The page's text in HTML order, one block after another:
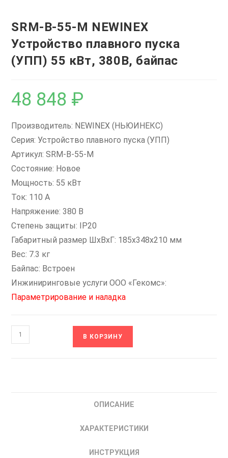
SRM-B-55-M NEWINEX
Устройство плавного пуска
(УПП) 55 кВт, 380В, байпас
48 848 ₽
Производитель: NEWINEX (НЬЮИНЕКС)
Серия: Устройство плавного пуска (УПП)
Артикул: SRM-B-55-M
Состояние: Новое
Мощность: 55 кВт
Ток: 110 А
Напряжение: 380 В
Степень защиты: IP20
Габаритный размер ШxВxГ: 185x348x210 мм
Вес: 7.3 кг
Байпас: Встроен
Инжиниринговые услуги ООО «Гекомс»:
Параметрирование и наладка
Количество
товара
В КОРЗИНУ
ОПИСАНИЕ
ХАРАКТЕРИСТИКИ
ИНСТРУКЦИЯ